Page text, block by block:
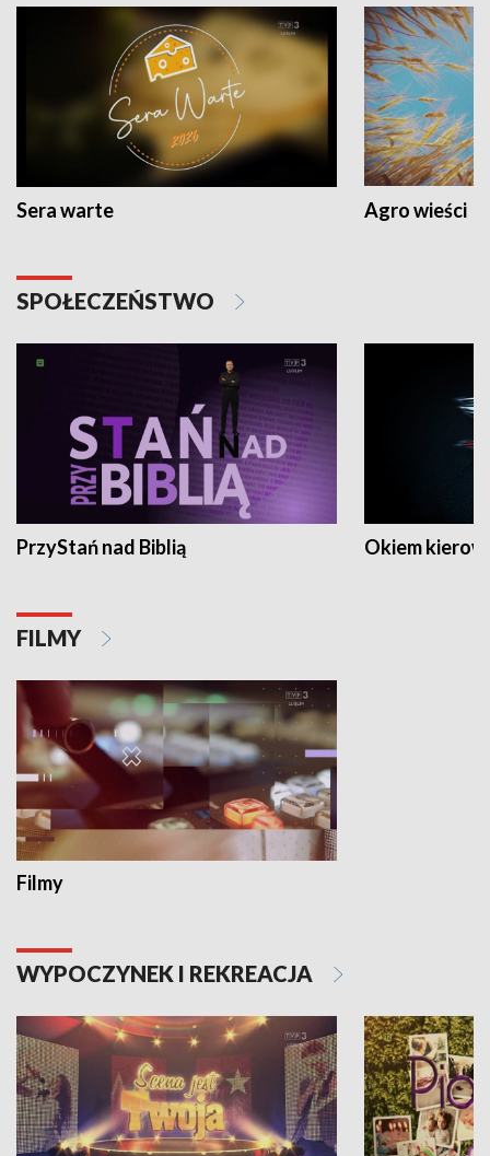
Sera warte Agro wieści
SPOŁECZEŃSTWO
PrzyStań nad Biblią Okiem
FILMY
Filmy
WYPOCZYNEK I REKREACJA